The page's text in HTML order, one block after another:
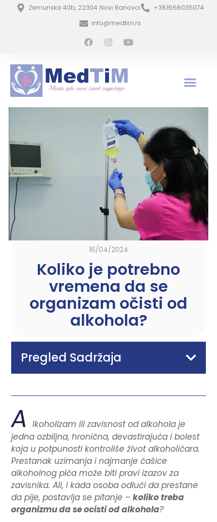
Zemunska 40b, 22304 Novi Banovci
+381668035074
info@medtim.rs
16/04/2024
Koliko je potrebno
vremena da se
organizam očisti od
alkohola?
Pregled Sadržaja
A
lkoholizam ili zavisnost od alkohola je
jedna ozbiljna, hronična, devastirajuća i bolest
koja u potpunosti kontroliše život alkoholičara.
Prestanak uzimanja i najmanje čašice
alkoholnog pića može biti pravi izazov za
zavisnika. Ali, i kada osoba odluči da prestane
da pije, postavlja se pitanje – koliko treba
organizmu da se ocisti od alkohola?